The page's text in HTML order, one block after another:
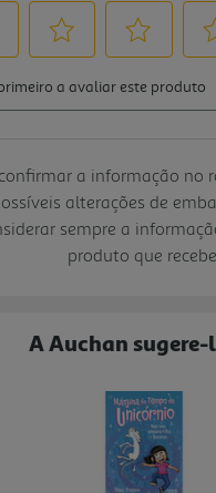
a informação no
alterações de
sempre a
produto que recebe.
A Auchan sugere-